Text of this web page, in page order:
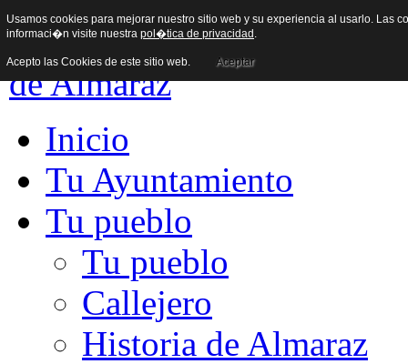
Inicio
Tu Ayuntamiento
Tu pueblo
Tu pueblo
Callejero
Historia de Almaraz
Usamos cookies para mejorar nuestro sitio web y su experiencia al usarlo.
informaci�n visite nuestra pol�tica de privacidad .
Acepto las Cookies de este sitio web. Aceptar